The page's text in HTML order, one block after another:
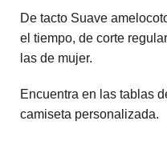
De tacto Suave
el tiempo, de corte
las de mujer.
Encuentra en las tablas
camiseta personalizada.